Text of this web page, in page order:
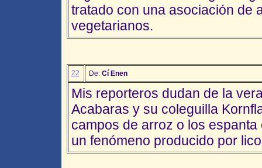
tratado con una asociación de
vegetarianos.
22 De: Cí Enen
Mis reporteros dudan de la
Acabaras y su coleguilla
campos de arroz o los
un fenómeno producido por